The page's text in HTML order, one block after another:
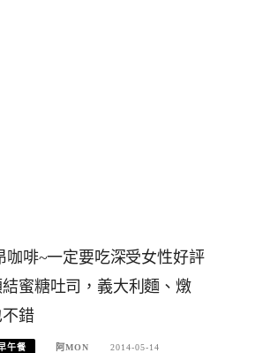
咖啡~一定要吃深受女性好評
蜜糖吐司，義大利麵、燉
錯
午餐 阿MON 2014-05-14